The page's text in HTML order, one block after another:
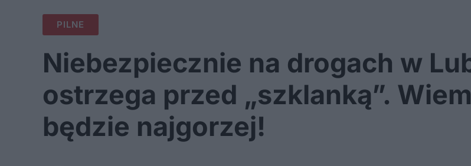
PILNE
Niebezpiecznie na drogach w
ostrzega przed „szklanką”.
będzie najgorzej!